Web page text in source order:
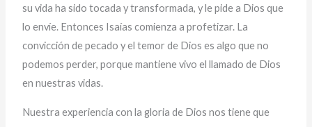
su vida ha sido tocada y transformada, y le pide a Dios que
lo envíe. Entonces Isaías comienza a profetizar. La
convicción de pecado y el temor de Dios es algo que no
podemos perder, porque mantiene vivo el llamado de Dios
en nuestras vidas.
Nuestra experiencia con la gloria de Dios nos tiene que